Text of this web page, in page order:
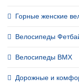
Горные женские
Велосипеды
Велосипеды BMX
Дорожные и